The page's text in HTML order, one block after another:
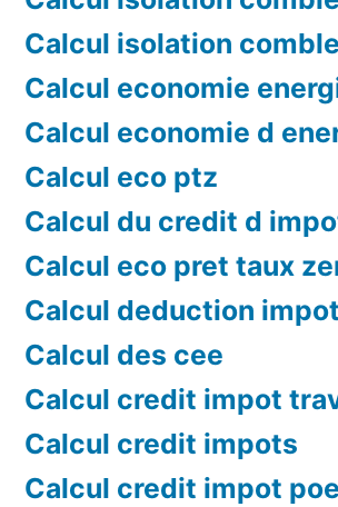
Calcul isolation comble
Calcul economie
Calcul economie d
Calcul eco ptz
Calcul du credit d
Calcul eco pret taux
Calcul deduction impot
Calcul des cee
Calcul credit impot
Calcul credit impots
Calcul credit impot